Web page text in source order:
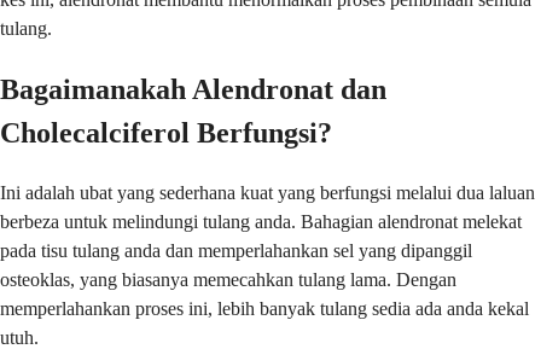
tulang.
Bagaimanakah Alendronat dan
Cholecalciferol Berfungsi?
Ini adalah ubat yang sederhana kuat yang berfungsi melalui dua laluan
berbeza untuk melindungi tulang anda. Bahagian alendronat melekat
pada tisu tulang anda dan memperlahankan sel yang dipanggil
osteoklas, yang biasanya memecahkan tulang lama. Dengan
memperlahankan proses ini, lebih banyak tulang sedia ada anda kekal
utuh.